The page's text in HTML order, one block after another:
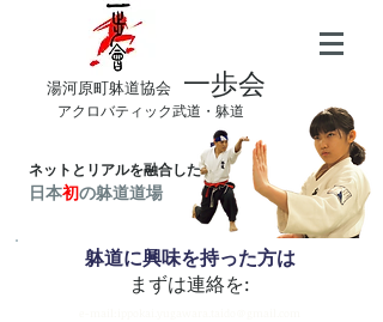
​湯河原町躰道協会 一歩会
アクロバティック武道・躰道
ネットとリアルを融合した
日本初の躰道道場
躰道に興味を持った方は
まずは連絡を: